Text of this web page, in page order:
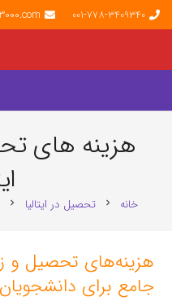
001-778-3409340
هزینه‌ های
خانه chevron_right تحصیل در ایتالیا chevron_right
هزینه‌های تحصیل و
جامع برای